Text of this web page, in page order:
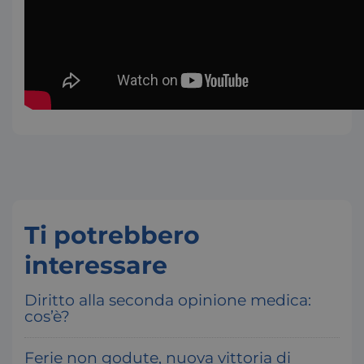
Ti potrebbero
interessare
Diritto alla seconda opinione medica:
cos’è?
Ferie non godute, nuova vittoria di